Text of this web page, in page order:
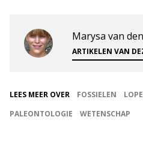
Marysa van
ARTIKELEN VAN
LEES MEER OVER FOSSIELEN
PALEONTOLOGIE
WETENSCHAP